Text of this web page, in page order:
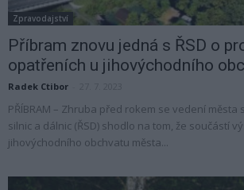
Zpravodajství
Příbram znovu jedná s ŘSD o
opatřeních u jihovýchodního
Radek Ctibor
PŘÍBRAM – Zhruba před rokem se vedení
silnic a dálnic (ŘSD) shodlo na tom, že součástí
jihovýchodního obchvatu města...